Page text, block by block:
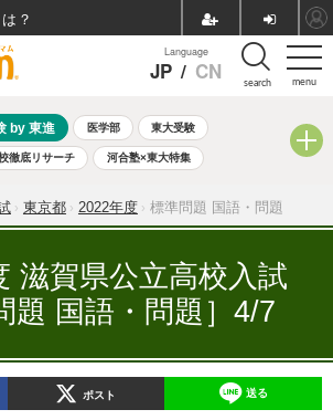
menu
Language
JP / CN search
by 東進 医学部 東大受験
徹底リサーチ 河合塾×東大特集
8月開催学校説明会・相談会
） 自由研究教材（中学生向け）
東京都 2022年度 標準問題 国語・問題
滋賀県公立高校入試
題 国語・問題］4/7
ポスト 送る